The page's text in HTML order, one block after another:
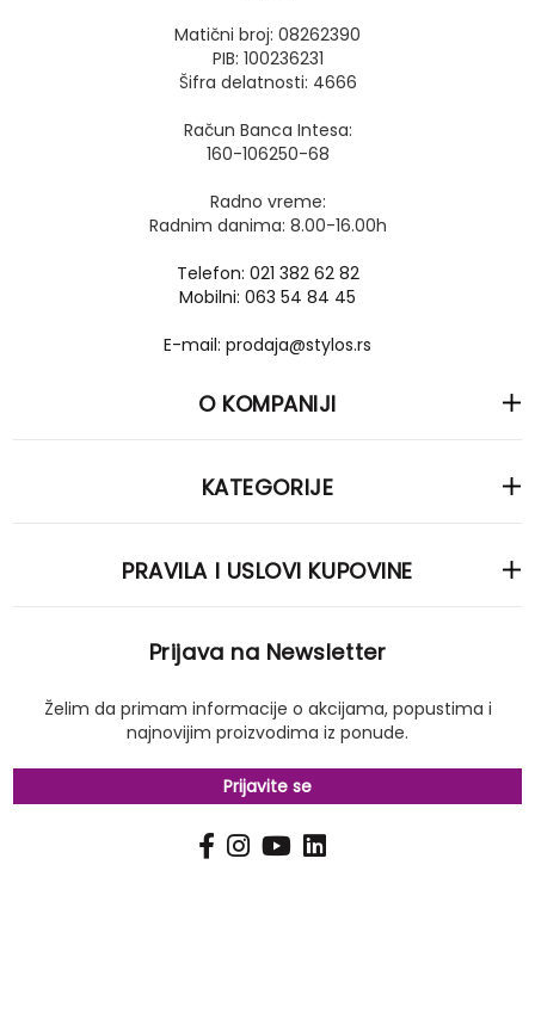
Matični broj: 08262390
PIB: 100236231
Šifra delatnosti: 4666
Račun Banca Intesa:
160-106250-68
Radno vreme:
Radnim danima: 8.00-16.00h
Telefon: 021 382 62 82
Mobilni: 063 54 84 45
E-mail: prodaja@stylos.rs
O KOMPANIJI
KATEGORIJE
PRAVILA I USLOVI KUPOVINE
Prijava na Newsletter
Želim da primam informacije o akcijama, popustima i
najnovijim proizvodima iz ponude.
Prijavite se